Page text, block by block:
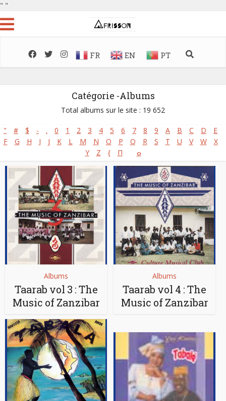
" "
FR EN PT
Catégorie -Albums
Total albums sur le site : 19 652
" # $ - . 0 1 2 3 4 5 6 7 8 9 A B C D
E
F
G H I J K L M N O P Q R S T U V W
X
Y
Z { Π ⴰ
Albums
Taarab vol 3 : The
Music of Zanzibar
Albums
Taarab vol 4 : The
Music of Zanzibar